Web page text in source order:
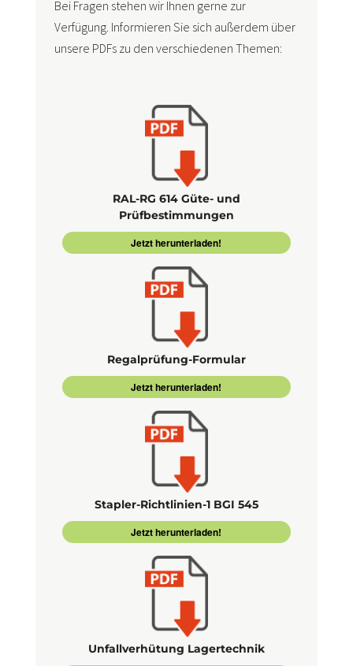
Bei Fragen stehen wir Ihnen gerne zur
Verfügung. Informieren Sie sich außerdem über
unsere PDFs zu den verschiedenen Themen:
RAL-RG 614 Güte- und
Prüfbestimmungen
Jetzt herunterladen!
Regalprüfung-Formular
Jetzt herunterladen!
Stapler-Richtlinien-1 BGI 545
Jetzt herunterladen!
Unfallverhütung Lagertechnik